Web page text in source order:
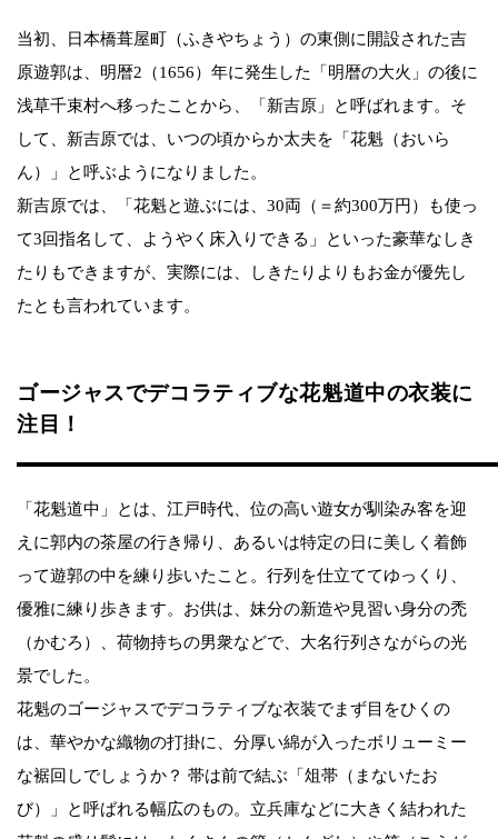
当初、日本橋葺屋町（ふきやちょう）の東側に開設された吉
原遊郭は、明暦2（1656）年に発生した「明暦の大火」の後に
浅草千束村へ移ったことから、「新吉原」と呼ばれます。そ
して、新吉原では、いつの頃からか太夫を「花魁（おいら
ん）」と呼ぶようになりました。
新吉原では、「花魁と遊ぶには、30両（＝約300万円）も使っ
て3回指名して、ようやく床入りできる」といった豪華なしき
たりもできますが、実際には、しきたりよりもお金が優先し
たとも言われています。
ゴージャスでデコラティブな花魁道中の衣装に
注目！
「花魁道中」とは、江戸時代、位の高い遊女が馴染み客を迎
えに郭内の茶屋の行き帰り、あるいは特定の日に美しく着飾
って遊郭の中を練り歩いたこと。行列を仕立ててゆっくり、
優雅に練り歩きます。お供は、妹分の新造や見習い身分の禿
（かむろ）、荷物持ちの男衆などで、大名行列さながらの光
景でした。
花魁のゴージャスでデコラティブな衣装でまず目をひくの
は、華やかな織物の打掛に、分厚い綿が入ったボリューミー
な裾回しでしょうか？ 帯は前で結ぶ「俎帯（まないたお
び）」と呼ばれる幅広のもの。立兵庫などに大きく結われた